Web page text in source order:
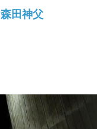
森田神父